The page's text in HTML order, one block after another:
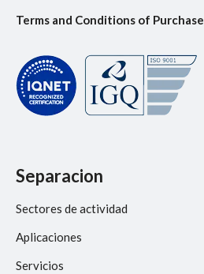
Terms and Conditions of Purchase
Separacion
Sectores de actividad
Aplicaciones
Servicios